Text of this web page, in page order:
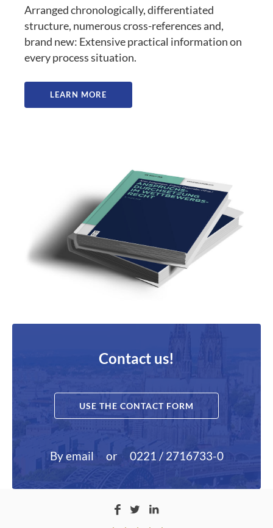
Arranged chronologically, differentiated
structure, numerous cross-references and,
brand new: Extensive practical information on
every process situation.
LEARN MORE
Contact us!
USE THE CONTACT FORM
By email or 0221 / 2716733-0